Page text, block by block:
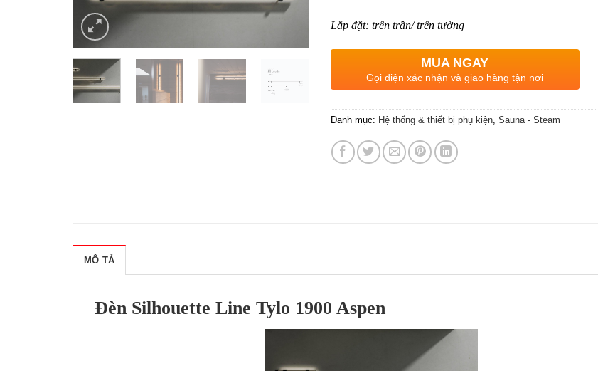
Lắp đặt: trên trần/ trên tường
MUA NGAY
Gọi điện xác nhận và giao hàng tận nơi
Danh mục: Hệ thống & thiết bị phụ kiện, Sauna - Steam
MÔ TẢ
Đèn Silhouette Line Tylo 1900 Aspen